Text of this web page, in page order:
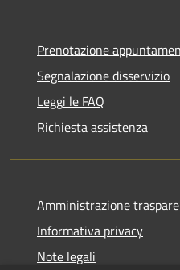
Prenotazione
Segnalazione disservizio
Leggi le FAQ
Richiesta assistenza
Amministrazione
Informativa privacy
Note legali